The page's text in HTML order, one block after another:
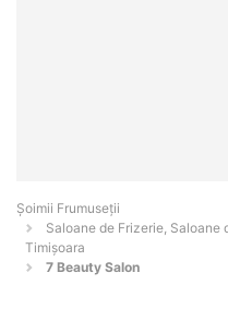
Șoimii Frumuseții
Saloane de Frizerie,
Timişoara
7 Beauty Salon